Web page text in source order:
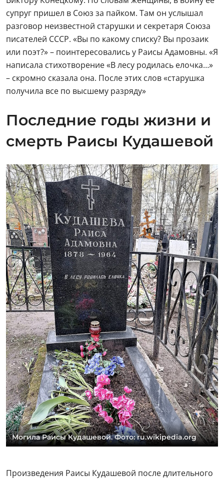
супруг пришел в Союз за пайком. Там он услышал
разговор неизвестной старушки и секретаря Союза
писателей СССР. «Вы по какому списку? Вы прозаик
или поэт?» – поинтересовались у Раисы Адамовны. «Я
написала стихотворение «В лесу родилась елочка…»
– скромно сказала она. После этих слов «старушка
получила все по высшему разряду»
Последние годы жизни и
смерть Раисы Кудашевой
Могила Раисы Кудашевой. Фото: ru.wikipedia.org
Произведения Раисы Кудашевой после длительного